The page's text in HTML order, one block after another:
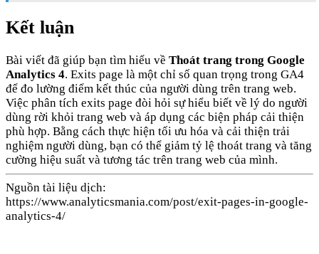
Kết luận
Bài viết đã giúp bạn tìm hiểu về Thoát trang trong Google
Analytics 4. Exits page là một chỉ số quan trọng trong GA4
để đo lường điểm kết thúc của người dùng trên trang web.
Việc phân tích exits page đòi hỏi sự hiểu biết về lý do người
dùng rời khỏi trang web và áp dụng các biện pháp cải thiện
phù hợp. Bằng cách thực hiện tối ưu hóa và cải thiện trải
nghiệm người dùng, bạn có thể giảm tỷ lệ thoát trang và tăng
cường hiệu suất và tương tác trên trang web của mình.
Nguồn tài liệu dịch:
https://www.analyticsmania.com/post/exit-pages-in-google-
analytics-4/